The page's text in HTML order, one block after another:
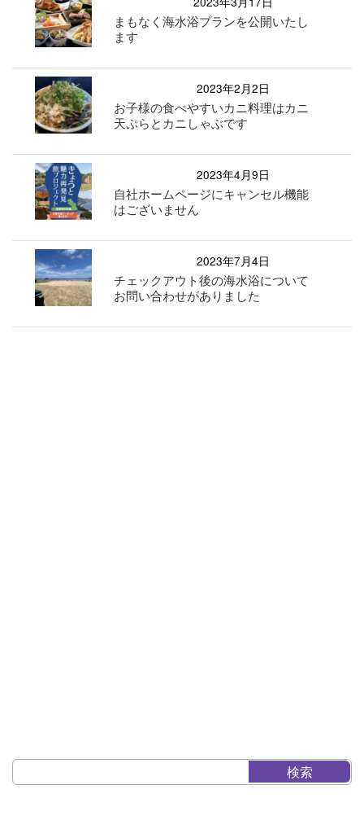
まもなく海水浴プランを公開いたし
ます
2023年2月2日
お子様の食べやすいカニ料理はカニ
天ぷらとカニしゃぶです
2023年4月9日
自社ホームページにキャンセル機能
はございません
2023年7月4日
チェックアウト後の海水浴について
お問い合わせがありました